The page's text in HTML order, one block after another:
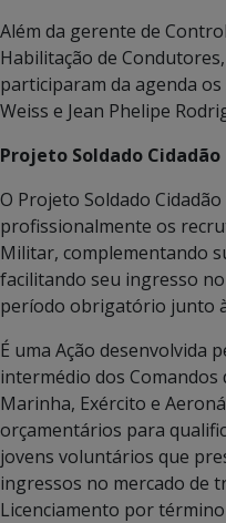
Além da gerente de
Habilitação de
participaram da agenda
Weiss e Jean Phelipe
Projeto Soldado Cidadão
O Projeto Soldado Cidadão
profissionalmente os
Militar, complementando
facilitando seu ingresso
período obrigatório junto
É uma Ação desenvolvida
intermédio dos Comandos
Marinha, Exército e
orçamentários para
jovens voluntários que
ingressos no mercado de
Licenciamento por